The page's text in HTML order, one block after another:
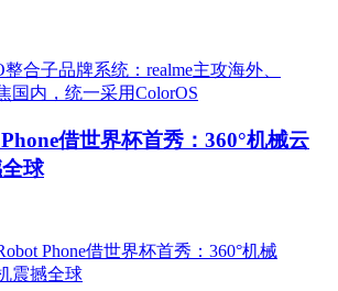
借世界杯首秀：360°机械云
球